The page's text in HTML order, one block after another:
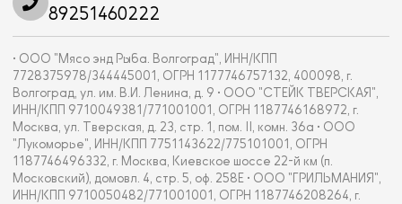
89251460222
• ООО "Мясо энд Рыба. Волгоград", ИНН/КПП
7728375978/344445001, ОГРН 1177746757132, 400098, г.
Волгоград, ул. им. В.И. Ленина, д. 9 • ООО "СТЕЙК ТВЕРСКАЯ",
ИНН/КПП 9710049381/771001001, ОГРН 1187746168972, г.
Москва, ул. Тверская, д. 23, стр. 1, пом. II, комн. 36а • ООО
"Лукоморье", ИНН/КПП 7751143622/775101001, ОГРН
1187746496332, г. Москва, Киевское шоссе 22-й км (п.
Московский), домовл. 4, стр. 5, оф. 258Е • ООО "ГРИЛЬМАНИЯ",
ИНН/КПП 9710050482/771001001, ОГРН 1187746208264, г.